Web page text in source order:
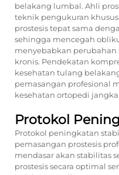
belakang lumbal. Ahli
teknik pengukuran
prostesis tepat sama
sehingga mencegah
menyebabkan
kronis. Pendekatan
kesehatan tulang
pemasangan profesional
kesehatan ortopedi
Protokol
Protokol peningkatan
pemasangan prostesis
mendasar akan stabilitas
prostesis secara optimal